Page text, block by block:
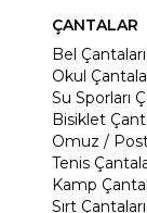
ÇANTALAR
Bel Çantaları
Okul
Su Sporları
Bisiklet
Omuz /
Tenis
Kamp
Sırt Çantaları